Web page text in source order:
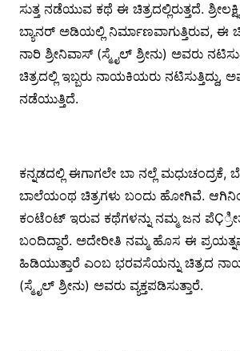
ಸುತ್ತ ನಡೆಯುವ ಕಥೆ ಈ ಚಿತ್ರದಲ್ಲಿರುತ್ತದೆ.
ಬ್ಯಾನರ್ ಅಡಿಯಲ್ಲಿ ನಿರ್ಮಾಣವಾಗುತ್ತಿರುವ, ಈ
ನಾರಿ ಶ್ರೀನಿವಾಸ್ (ಸ್ಮೈಲ್ ಶ್ರೀನು) ಅವರು
ಚಿತ್ರದಲ್ಲಿ ಇಬ್ಬರು ನಾಯಕಿಯರು ನಟಿಸುತ್ತಿದ್ದು,
ನಡೆಯುತ್ತಿದೆ.
ಕನ್ನಡದಲ್ಲಿ ಈಗಾಗಲೇ ಬಾ ನಲ್ಲೆ ಮಧುಚಂದ್ರಕೆ,
ಬಾಲೆಯಂಥ ಚಿತ್ರಗಳು ಬಂದು ಹೋಗಿವೆ.
ಕಂಟೆಂಟ್ ಇರುವ ಕಥೆಗಳನ್ನು ನಮ್ಮ ಜನ
ಬಂದಿದ್ದಾರೆ. ಅದೇರೀತಿ ನಮ್ಮ ಹೊಸ ಈ
ಹಿಡಿಯುತ್ತಾರೆ ಎಂಬ ಭರವಸೆಯನ್ನು ಚಿತ್ರದ
(ಸ್ಮೈಲ್ ಶ್ರೀನು) ಅವರು ವ್ಯಕ್ತಪಡಿಸುತ್ತಾರೆ.